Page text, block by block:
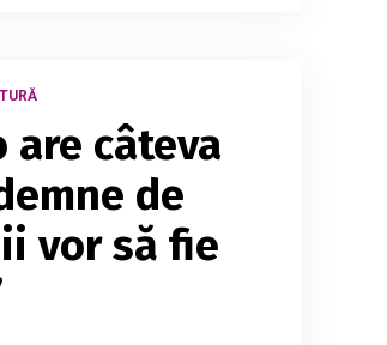
are câteva
de
vor să fie